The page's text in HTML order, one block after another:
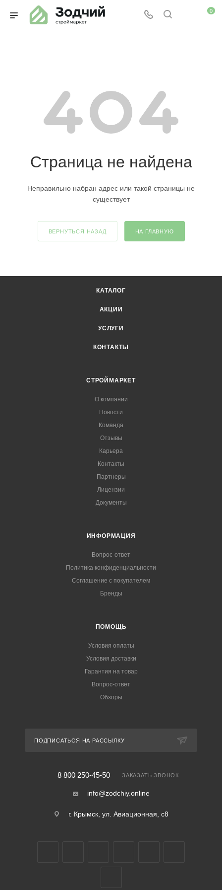
0
Страница не найдена
Неправильно набран адрес или такой страницы не
существует
ВЕРНУТЬСЯ НАЗАД НА ГЛАВНУЮ
КАТАЛОГ
АКЦИИ
УСЛУГИ
КОНТАКТЫ
СТРОЙМАРКЕТ
О компании
Новости
Команда
Отзывы
Карьера
Контакты
Партнеры
Лицензии
Документы
ИНФОРМАЦИЯ
Вопрос-ответ
Политика конфиденциальности
Соглашение с покупателем
Бренды
ПОМОЩЬ
Условия оплаты
Условия доставки
Гарантия на товар
Вопрос-ответ
Обзоры
ПОДПИСАТЬСЯ НА РАССЫЛКУ
8 800 250-45-50 ЗАКАЗАТЬ ЗВОНОК
info@zodchiy.online
г. Крымск, ул. Авиационная, с8